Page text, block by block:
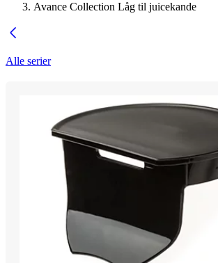
Avance Collection Låg til juicekande
Alle serier